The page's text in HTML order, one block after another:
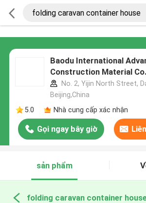
Baodu International
Construction Material
No. 2, Yijin North Street,
Beijing,China
5.0
Nhà cung cấp xác nhận
Gọi ngay bây giờ
sản phẩm